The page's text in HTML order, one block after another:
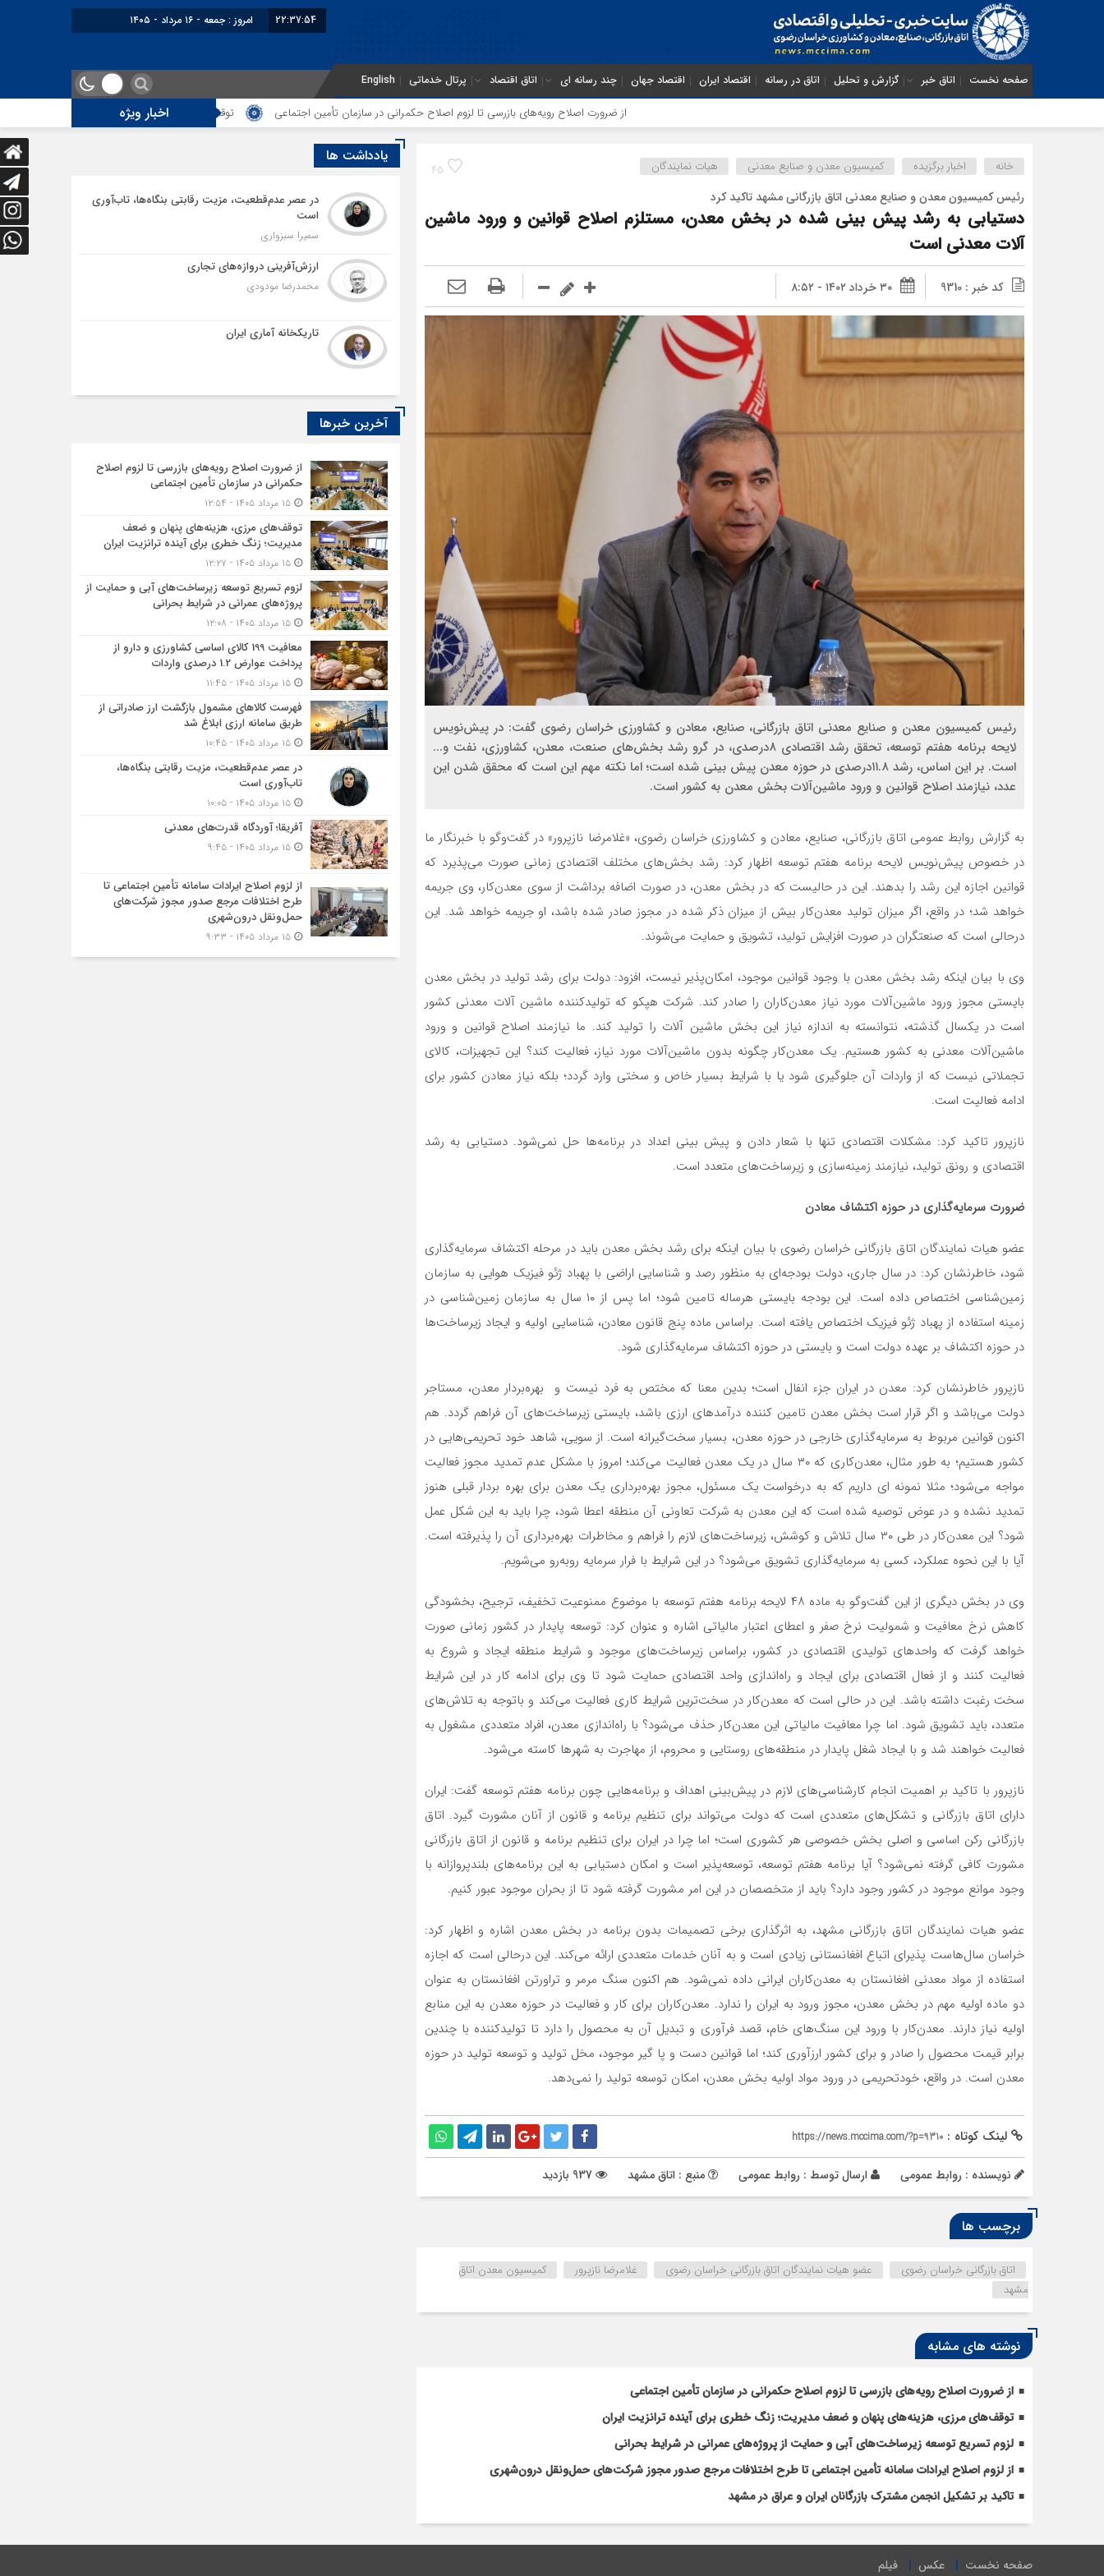
22:37:55 امروز : جمعه - ۱۶ مرداد - ۱۴۰۵
صفحه نخست اتاق خبر گزارش و تحلیل اتاق در رسانه اقتصاد ایران اقتصاد جهان چند رسانه ای اتاق اقتصاد پرتال خدماتی English
اخبار ویژه از ضرورت اصلاح رویه‌های بازرسی تا لزوم اصلاح حکمرانی در سازمان تأمین اجتماعی توقف‌های مرزی، هزینه‌های پنهان و ضعف مدیریت؛ زنگ خطری برای
45 خانه اخبار برگزیده کمیسیون معدن و صنایع معدنی هیات نمایندگان
رئیس کمیسیون معدن و صنایع معدنی اتاق بازرگانی مشهد تاکید کرد
دستیابی به رشد پیش بینی شده در بخش معدن، مستلزم اصلاح قوانین و ورود ماشین
آلات معدنی است
کد خبر : 9310 ۳۰ خرداد ۱۴۰۲ - ۸:۵۲
رئیس کمیسیون معدن و صنایع معدنی اتاق بازرگانی، صنایع، معادن و کشاورزی خراسان رضوی گفت: در پیش‌نویس
لایحه برنامه هفتم توسعه، تحقق رشد اقتصادی 8درصدی، در گرو رشد بخش‌های صنعت، معدن، کشاورزی، نفت و...
است. بر این اساس، رشد ۱۱.۸درصدی در حوزه معدن پیش بینی شده است؛ اما نکته مهم این است که محقق شدن این
عدد، نیازمند اصلاح قوانین و ورود ماشین‌آلات بخش معدن به کشور است‌.
به گزارش روابط عمومی اتاق بازرگانی، صنایع، معادن و کشاورزی خراسان رضوی، «غلامرضا نازپرور» در گفت‌وگو با خبرنگار ما
در خصوص پیش‌نویس لایحه برنامه هفتم توسعه اظهار کرد: رشد بخش‌های مختلف اقتصادی زمانی صورت می‌پذیرد که
قوانین اجازه این رشد را بدهند. این در حالیست که در بخش معدن، در صورت اضافه برداشت از سوی معدن‌کار، وی جریمه
خواهد شد؛ در واقع، اگر میزان تولید معدن‌کار بیش از میزان ذکر شده در مجوز صادر شده باشد، او جریمه خواهد شد. این
درحالی است که صنعتگران در صورت افزایش تولید، تشویق و حمایت می‌شوند.
وی با بیان اینکه رشد بخش معدن با وجود قوانین موجود، امکان‌پذیر نیست، افزود: دولت برای رشد تولید در بخش معدن
بایستی مجوز ورود ماشین‌آلات مورد نیاز معدن‌کاران را صادر کند. شرکت هپکو که تولیدکننده ماشین آلات معدنی کشور
است در یکسال گذشته، نتوانسته به اندازه نیاز این بخش ماشین آلات را تولید کند. ما نیازمند اصلاح قوانین و ورود
ماشین‌آلات معدنی به کشور هستیم. یک معدن‌کار چگونه بدون ماشین‌آلات مورد نیاز، فعالیت کند؟ این تجهیزات، کالای
تجملاتی نیست که از واردات آن جلوگیری شود یا با شرایط بسیار خاص و سختی وارد گردد؛ بلکه نیاز معادن کشور برای
ادامه فعالیت است.
نازپرور تاکید کرد: مشکلات اقتصادی تنها با شعار دادن و پیش بینی اعداد در برنامه‌ها حل نمی‌شود. دستیابی به رشد
اقتصادی و رونق تولید، نیازمند زمینه‌سازی و زیرساخت‌های متعدد است.
ضرورت سرمایه‌گذاری در حوزه اکتشاف معادن
عضو هیات نمایندگان اتاق بازرگانی خراسان رضوی با بیان اینکه برای رشد بخش معدن باید در مرحله اکتشاف سرمایه‌گذاری
شود، خاطرنشان کرد: در سال جاری، دولت بودجه‌ای به منظور رصد و شناسایی اراضی با پهباد ژئو فیزیک هوایی به سازمان
زمین‌شناسی اختصاص داده است. این بودجه بایستی هرساله تامین شود؛ اما پس از ۱۰ سال به سازمان زمین‌شناسی در
زمینه استفاده از پهباد ژئو فیزیک اختصاص یافته است. براساس ماده پنج قانون معادن، شناسایی اولیه و ایجاد زیرساخت‌ها
در حوزه اکتشاف بر عهده دولت است و بایستی در حوزه اکتشاف سرمایه‌گذاری شود.
نازپرور خاطرنشان کرد: معدن در ایران جزء انفال است؛ بدین معنا که مختص به فرد نیست و بهره‌بردار معدن، مستاجر
دولت می‌باشد و اگر قرار است بخش معدن تامین کننده درآمدهای ارزی باشد، بایستی زیرساخت‌های آن فراهم گردد. هم
اکنون قوانین مربوط به سرمایه‌گذاری خارجی در حوزه معدن، بسیار سخت‌گیرانه است. از سویی، شاهد خود تحریمی‌هایی در
کشور هستیم؛ به طور مثال، معدن‌کاری که ۳۰ سال در یک معدن فعالیت می‌کند؛ امروز با مشکل عدم تمدید مجوز فعالیت
مواجه می‌شود؛ مثلا نمونه ای داریم که به درخواست یک مسئول، مجوز بهره‌برداری یک معدن برای بهره بردار قبلی هنوز
تمدید نشده و در عوض توصیه شده است که این معدن به شرکت تعاونی آن منطقه اعطا شود، چرا باید به این شکل عمل
شود؟ این معدن‌کار در طی ۳۰ سال تلاش و کوشش، زیرساخت‌های لازم را فراهم و مخاطرات بهره‌برداری آن را پذیرفته است.
آیا با این نحوه عملکرد، کسی به سرمایه‌گذاری تشویق می‌شود؟ در این شرایط با فرار سرمایه روبه‌رو می‌شویم.
وی در بخش دیگری از این گفت‌وگو به ماده ۴۸ لایحه برنامه هفتم توسعه با موضوع ممنوعیت تخفیف، ترجیح، بخشودگی
کاهش نرخ معافیت و شمولیت نرخ صفر و اعطای اعتبار مالیاتی اشاره و عنوان کرد: توسعه پایدار در کشور زمانی صورت
خواهد گرفت که‌ واحدهای تولیدی اقتصادی در کشور، براساس زیرساخت‌های موجود و شرایط منطقه ایجاد و شروع به
فعالیت کنند و از فعال اقتصادی برای ایجاد و راه‌اندازی واحد اقتصادی حمایت شود تا وی برای ادامه کار در این شرایط
سخت رغبت داشته باشد. این در حالی است که معدن‌کار در سخت‌ترین شرایط کاری فعالیت می‌کند و باتوجه به تلاش‌های
متعدد، باید تشویق شود.‌ اما چرا معافیت مالیاتی این معدن‌کار حذف می‌شود؟ با راه‌اندازی معدن، افراد متعددی مشغول به
فعالیت خواهند شد و با ایجاد شغل پایدار در منطقه‌های روستایی و محروم، از مهاجرت به شهرها کاسته می‌شود.
نازپرور با تاکید بر اهمیت انجام کارشناسی‌های لازم در پیش‌بینی اهداف و برنامه‌هایی چون برنامه هفتم توسعه گفت: ایران
دارای اتاق بازرگانی و تشکل‌های متعددی است که دولت می‌تواند برای تنظیم برنامه و قانون از آنان مشورت گیرد. اتاق
بازرگانی رکن اساسی و اصلی بخش خصوصی هر کشوری است؛ اما چرا در ایران برای تنظیم برنامه و قانون از اتاق بازرگانی
مشورت کافی گرفته نمی‌شود؟ آیا برنامه هفتم توسعه، توسعه‌پذیر است و امکان دستیابی به این برنامه‌های بلندپروازانه با
وجود موانع موجود در کشور وجود دارد؟ باید از متخصصان در این امر مشورت گرفته شود تا از بحران موجود عبور کنیم.
عضو هیات نمایندگان اتاق بازرگانی مشهد، به اثرگذاری برخی تصمیمات بدون برنامه در بخش معدن اشاره و اظهار کرد:
خراسان سال‌هاست پذیرای اتباع افغانستانی زیادی است و به آنان خدمات متعددی ارائه می‌کند. این درحالی است که اجازه
استفاده از مواد معدنی افغانستان به معدن‌کاران ایرانی داده نمی‌شود. هم اکنون سنگ مرمر و تراورتن افغانستان به عنوان
دو ماده اولیه مهم در بخش معدن، مجوز ورود به ایران را ندارد. معدن‌کاران برای کار و فعالیت در حوزه معدن به این منابع
اولیه نیاز دارند. معدن‌کار با ورود این سنگ‌های خام، قصد فرآوری و تبدیل آن به محصول را دارد تا تولیدکننده با چندین
برابر قیمت محصول را صادر و برای کشور ارزآوری کند؛ اما قوانین دست و پا گیر موجود، مخل تولید و توسعه تولید در حوزه
معدن است. در واقع، خودتحریمی در ورود مواد اولیه بخش معدن، امکان توسعه تولید را نمی‌دهد.
لینک کوتاه : https://news.mccima.com/?p=9310
نویسنده : روابط عمومی ارسال توسط : روابط عمومی منبع : اتاق مشهد
برچسب ها
اتاق بازرگانی خراسان رضوی عضو هیات نمایندگان اتاق بازرگانی خراسان رضوی غلامرضا نازپرور
کمیسیون معدن اتاق
مشهد
نوشته های مشابه
از ضرورت اصلاح رویه‌های بازرسی تا لزوم اصلاح حکمرانی در سازمان تأمین اجتماعی
توقف‌های مرزی، هزینه‌های پنهان و ضعف مدیریت؛ زنگ خطری برای آینده ترانزیت ایران
لزوم تسریع توسعه زیرساخت‌های آبی و حمایت از پروژه‌های عمرانی در شرایط بحرانی
از لزوم اصلاح ایرادات سامانه تأمین اجتماعی تا طرح اختلافات مرجع صدور مجوز شرکت‌های حمل‌ونقل درون‌شهری
تاکید بر تشکیل انجمن مشترک بازرگانان ایران و عراق در مشهد
یادداشت ها
در عصر عدم‌قطعیت، مزیت رقابتی بنگاه‌ها، تاب‌آوری
است
سمیرا سبزواری
ارزش‌آفرینی دروازه‌های تجاری
محمدرضا مودودی
تاریکخانه آماری ایران
آخرین خبرها
از ضرورت اصلاح رویه‌های بازرسی تا لزوم اصلاح
حکمرانی در سازمان تأمین اجتماعی
۱۵ مرداد ۱۴۰۵ - ۱۲:۵۴
توقف‌های مرزی، هزینه‌های پنهان و ضعف
مدیریت؛ زنگ خطری برای آینده ترانزیت ایران
۱۵ مرداد ۱۴۰۵ - ۱۲:۲۷
لزوم تسریع توسعه زیرساخت‌های آبی و حمایت از
پروژه‌های عمرانی در شرایط بحرانی
۱۵ مرداد ۱۴۰۵ - ۱۲:۰۸
معافیت 199 کالای اساسی کشاورزی و دارو از
پرداخت عوارض 1.2 درصدی واردات
۱۵ مرداد ۱۴۰۵ - ۱۱:۴۵
فهرست کالاهای مشمول بازگشت ارز صادراتی از
طریق سامانه ارزی ابلاغ شد
۱۵ مرداد ۱۴۰۵ - ۱۰:۴۵
در عصر عدم‌قطعیت، مزیت رقابتی بنگاه‌ها،
تاب‌آوری است
۱۵ مرداد ۱۴۰۵ - ۱۰:۰۵
آفریقا؛ آوردگاه قدرت‌های معدنی
۱۵ مرداد ۱۴۰۵ - ۹:۴۵
از لزوم اصلاح ایرادات سامانه تأمین اجتماعی تا
طرح اختلافات مرجع صدور مجوز شرکت‌های
حمل‌ونقل درون‌شهری
۱۵ مرداد ۱۴۰۵ - ۹:۳۳
صفحه نخست عکس فیلم